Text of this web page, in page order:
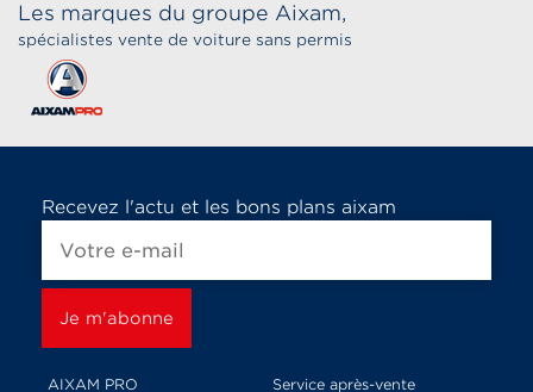
Les marques du groupe Aixam,
spécialistes vente de voiture sans permis
Recevez l'actu et les bons plans aixam
AIXAM PRO Service après-vente